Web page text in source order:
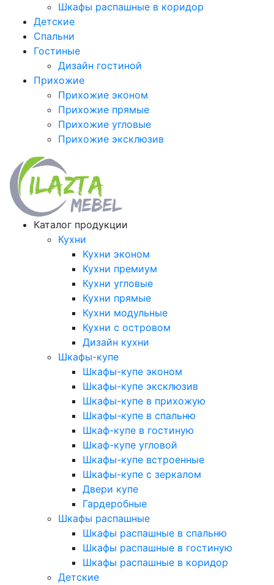
Шкафы распашные в коридор
Детские
Спальни
Гостиные
Дизайн гостиной
Прихожие
Прихожие эконом
Прихожие прямые
Прихожие угловые
Прихожие эксклюзив
Каталог продукции
Кухни
Кухни эконом
Кухни премиум
Кухни угловые
Кухни прямые
Кухни модульные
Кухни с островом
Дизайн кухни
Шкафы-купе
Шкафы-купе эконом
Шкафы-купе эксклюзив
Шкафы-купе в прихожую
Шкафы-купе в спальню
Шкаф-купе в гостиную
Шкаф-купе угловой
Шкафы-купе встроенные
Шкафы-купе с зеркалом
Двери купе
Гардеробные
Шкафы распашные
Шкафы распашные в спальню
Шкафы распашные в гостиную
Шкафы распашные в коридор
Детские